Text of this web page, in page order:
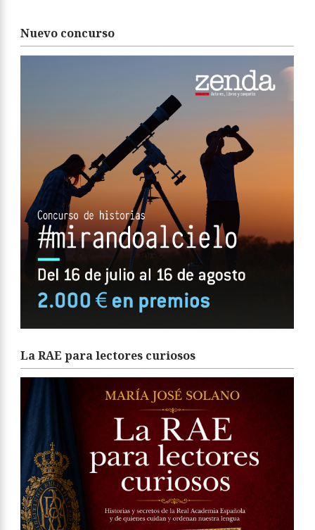
Nuevo concurso
La RAE para lectores curiosos